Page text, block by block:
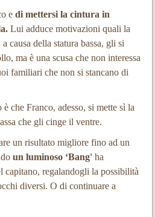
e di mettersi la cintura in
Lui adduce motivazioni quali la
causa della statura bassa, gli si
ma è una scusa che non interessa
familiari che non si stancano di
che Franco, adesso, si mette sì la
che gli cinge il ventre.
un risultato migliore fino ad un
un luminoso ‘Bang'ha
capitano, regalandogli la possibilità
diversi. O di continuare a